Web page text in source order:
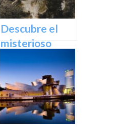
Descubre el
misterioso
Castillo de
Butrón